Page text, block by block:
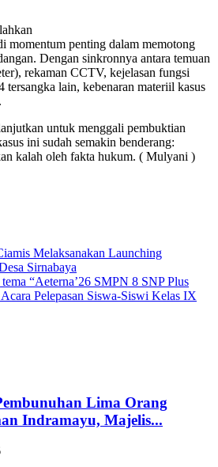
momentum penting dalam memotong
Dengan sinkronnya antara temuan
rekaman CCTV, kejelasan fungsi
tersangka lain, kebenaran materiil kasus
untuk menggali pembuktian
ini sudah semakin benderang:
kalah oleh fakta hukum. ( Mulyani )
Melaksanakan Launching
Sirnabaya
“Aeterna’26 SMPN 8 SNP Plus
Pelepasan Siswa-Siswi Kelas IX
Lima Orang
Indramayu, Majelis...